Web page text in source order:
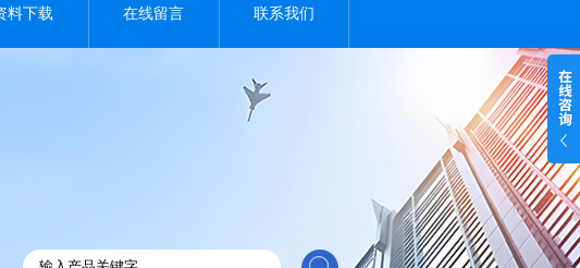
料下载 在线留言 联系我们